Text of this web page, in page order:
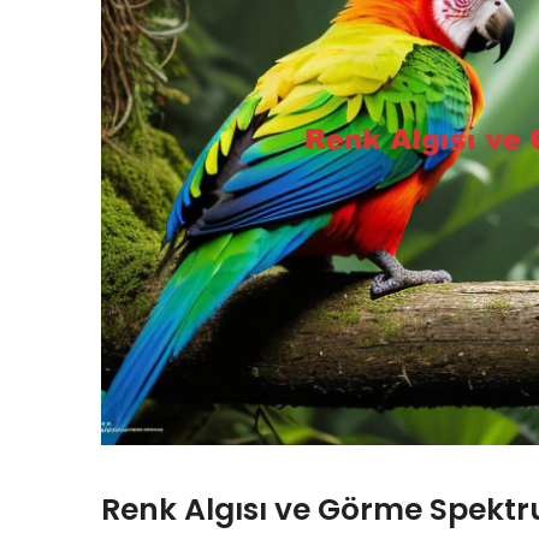
Renk Algısı ve Görme